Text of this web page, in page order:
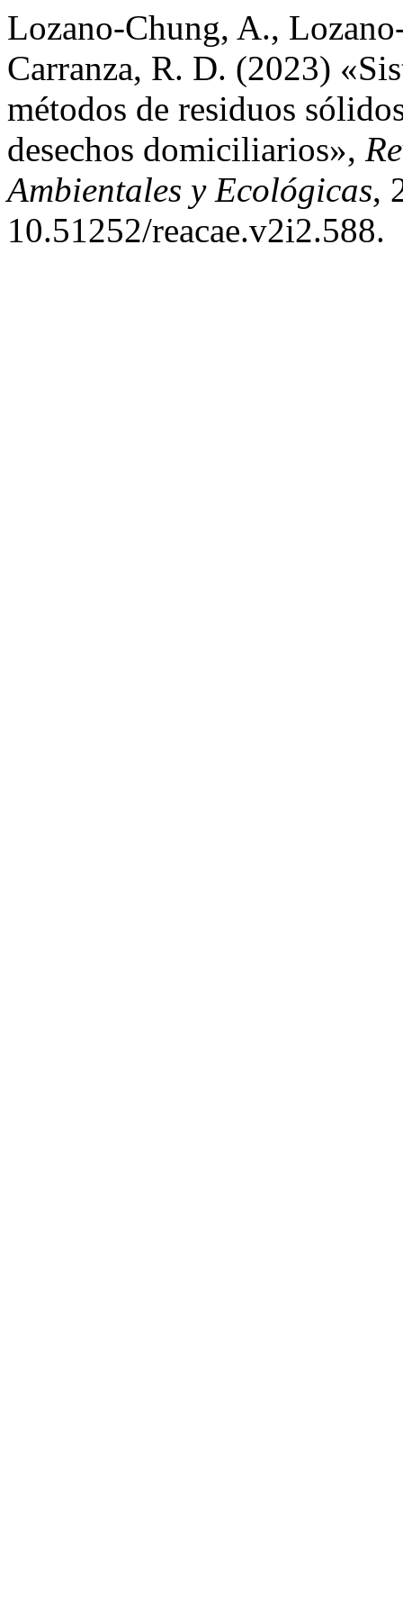
Lozano-Chung, A.,
Carranza, R. D. (2023)
métodos de residuos
desechos domiciliarios»,
Ambientales y Ecológicas,
10.51252/reacae.v2i2.588.